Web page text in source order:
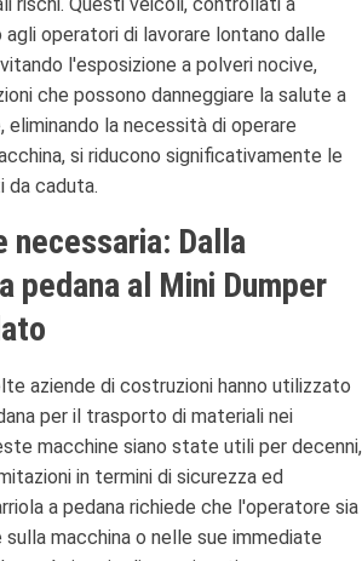
operatori di lavorare lontano dalle
l'esposizione a polveri nocive,
che possono danneggiare la salute a
eliminando la necessità di operare
si riducono significativamente le
da caduta.
necessaria: Dalla
pedana al Mini Dumper
aziende di costruzioni hanno utilizzato
per il trasporto di materiali nei
macchine siano state utili per decenni,
in termini di sicurezza ed
a pedana richiede che l'operatore sia
macchina o nelle sue immediate